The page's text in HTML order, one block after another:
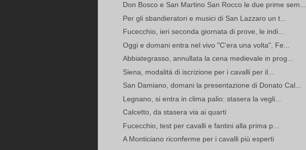
Don Bosco e San Martino San Rocco le due prime sem...
Per gli sbandieratori e musici di San Lazzaro un t...
Fucecchio, ieri seconda giornata di prove, le indi...
Oggi e domani entra nel vivo "C'era una volta", Fe...
Abbiategrasso, annullata la cena medievale in prog...
Siena, modalità di iscrizione per i cavalli per il...
San Damiano, domani la presentazione di Donato Cal...
Legnano, si entra in clima palio: stasera la vegli...
Calcetto, da stasera via ai quarti
Fucecchio, test per cavalli e fantini alla prima p...
A Monticiano riconferme per i cavalli più esperti